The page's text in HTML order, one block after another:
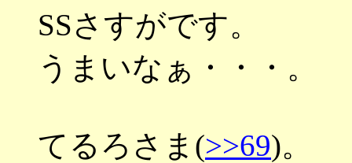
SSさすがです。
うまいなぁ・・・。
てるろさま(>>69)。